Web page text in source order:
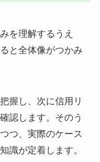
を理解するうえ
と全体像がつかみ
握し、次に信用リ
認します。そのう
つ、実際のケース
識が定着します。